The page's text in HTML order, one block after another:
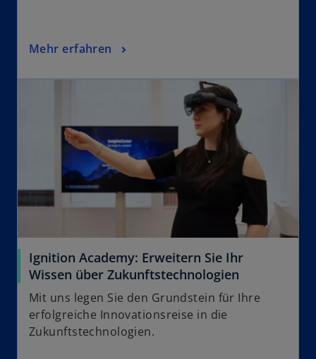
Mehr erfahren
Ignition Academy: Erweitern Sie Ihr
Wissen über Zukunftstechnologien
Mit uns legen Sie den Grundstein für Ihre
erfolgreiche Innovationsreise in die
Zukunftstechnologien.